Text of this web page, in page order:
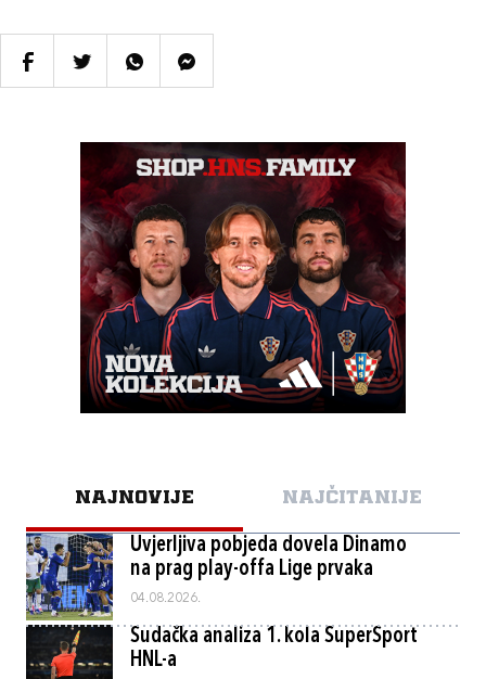
NAJNOVIJE NAJČITANIJE
Uvjerljiva pobjeda dovela Dinamo
na prag play-offa Lige prvaka
04.08.2026.
Sudačka analiza 1. kola SuperSport
HNL-a